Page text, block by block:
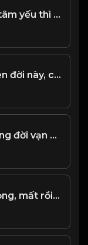
Tâm thì mạnh thắng, tâm yếu thì đánh! Đạo
Điều khó hiểu nhất trên đời này, chính là Lường Người! & Đạo
Tâm bất biến giữa dòng đời vạn biến Đạo
Có không biết trân trọng, mất rồi mới hối tiếc! & Đạo